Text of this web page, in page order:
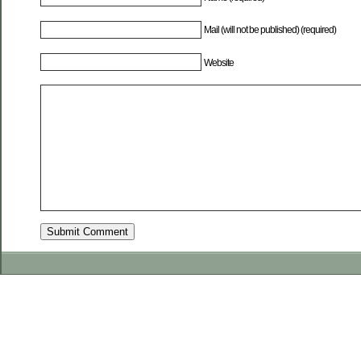
Mail (will not be published) (required)
Website